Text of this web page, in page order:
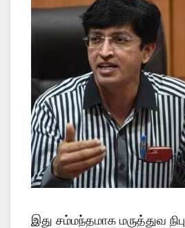
இது சம்மந்தமாக மருத்துவ